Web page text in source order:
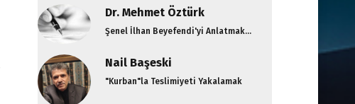
Dr. Mehmet Öztürk
Şenel İlhan Beyefendi'yi Anlatmak...
Nail Başeski
"Kurban"la Teslimiyeti Yakalamak